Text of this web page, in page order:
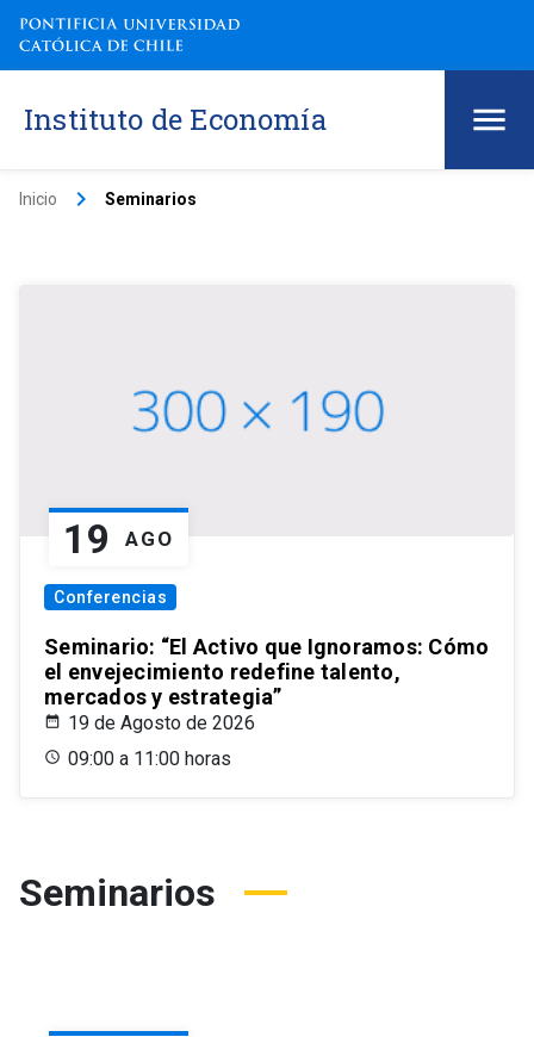
Instituto de Economía
Inicio keyboard_arrow_right Seminarios
19 AGO
Conferencias
Seminario: “El Activo que Ignoramos: Cómo
el envejecimiento redefine talento,
mercados y estrategia”
19 de Agosto de 2026
09:00 a 11:00 horas
Seminarios